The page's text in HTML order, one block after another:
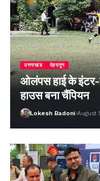
उत्तराखंड देहरादून
ओलंपस हाई के इंटर-
हाउस बना चैंपियन
Lokesh Badoni August